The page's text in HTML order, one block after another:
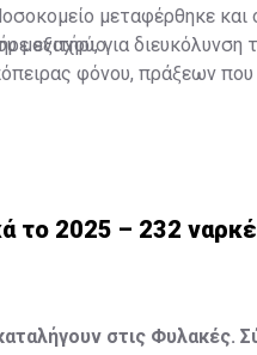
μεταφέρθηκε και
εξιτήριο.
μοναχού, για διευκόλυνση
φόνου, πράξεων
το 2025 – 232
στις Φυλακές.